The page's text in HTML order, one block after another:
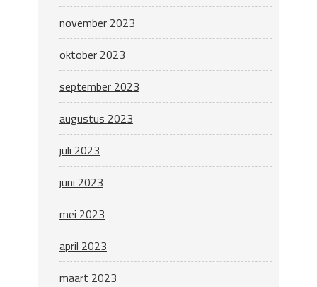
november 2023
oktober 2023
september 2023
augustus 2023
juli 2023
juni 2023
mei 2023
april 2023
maart 2023